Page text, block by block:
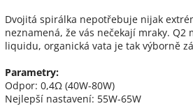
Dvojitá spirálka nepotřebuje nijak
neznamená, že vás nečekají mraky. Q2
liquidu, organická vata je tak výborně
Parametry:
Odpor: 0,4Ω (40W-80W)
Nejlepší nastavení: 55W-65W